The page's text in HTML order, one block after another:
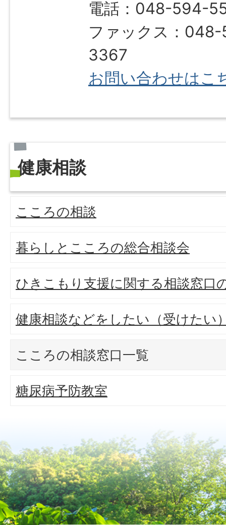
電話：048-594-
ファックス：
3367
お問い合わせはこ
健康相談
こころの相談
暮らしとこころの総合相談会
ひきこもり支援に関する相談窓口
健康相談などをしたい（受けたい
こころの相談窓口一覧
糖尿病予防教室